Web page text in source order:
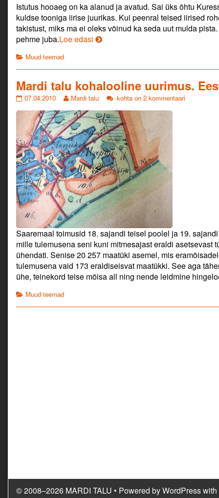
Istutus hooaeg on ka alanud ja avatud. Sai üks õhtu
kuldse tooniga iirise juurikas. Kui peenral teised iirised
takistust, miks ma ei oleks võinud ka seda uut mulda
pehme juba.Loe edasi Kevadet
Categories
Muud teemad
Mardi talu kohalooline uurimus.
Mardi
kohalooline
uurimus.
Eesti
Isikoloo
Keskus.
published
on
07.04.2010
Read
posts
by
the
author
of
Mardi
talu
kohalooline
uurimus.
Eesti
Isikoloo
Keskus.,
Mardi talu
Mardi
kohalooline
uurimus.
Eesti
Isikoloo
Keskus.
kohta on 2 kommentaari
Saaremaal toimusid 18. sajandi teisel poolel ja 19.
mille tulemusena seni kuni mitmesajast eraldi asetsevast
ühendati. Senise 20 257 maatüki asemel, mis
tulemusena vaid 173 eraldiseisvat maatükki. See aga
ühe, teinekord teise mõisa all ning nende leidmine
Categories
Muud teemad
© 2008–2026 MARDI TALU • Powered byWordPresswith